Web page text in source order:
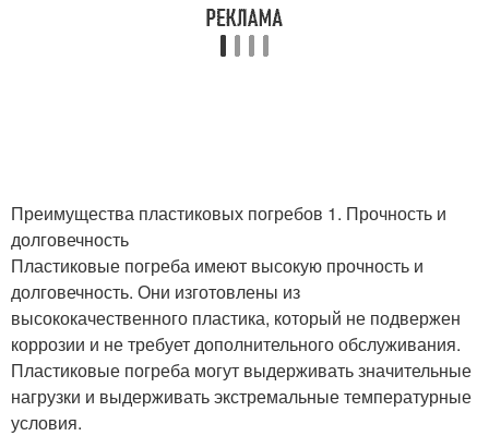
Преимущества пластиковых погребов 1. Прочность и
долговечность
Пластиковые погреба имеют высокую прочность и
долговечность. Они изготовлены из
высококачественного пластика, который не подвержен
коррозии и не требует дополнительного обслуживания.
Пластиковые погреба могут выдерживать значительные
нагрузки и выдерживать экстремальные температурные
условия.